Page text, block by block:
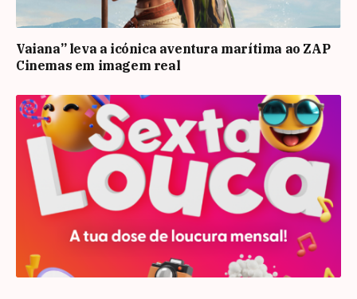
Vaiana” leva a icónica aventura marítima ao ZAP
Cinemas em imagem real